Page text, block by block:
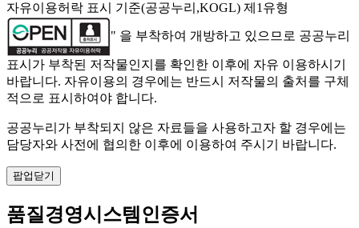
자유이용허락 표시 기준(공공누리,KOGL) 제1유형
" 을 부착하여 개방하고 있으므로 공공누리
표시가 부착된 저작물인지를 확인한 이후에 자유 이용하시기
바랍니다. 자유이용의 경우에는 반드시 저작물의 출처를 구체
적으로 표시하여야 합니다.
공공누리가 부착되지 않은 자료들을 사용하고자 할 경우에는
담당자와 사전에 협의한 이후에 이용하여 주시기 바랍니다.
팝업닫기
품질경영시스템인증서